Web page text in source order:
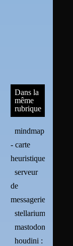
Dans la
même
rubrique
mindmap
- carte
heuristique
serveur
de
messagerie
stellarium
mastodon
houdini :